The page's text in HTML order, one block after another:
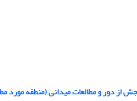
دور و مطالعات میدانی (منطقه مورد